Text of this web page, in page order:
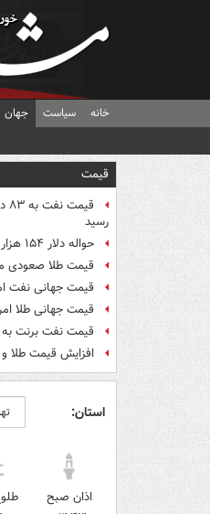
خانه سیاست جهان
قیمت
رسید
حواله دلار ۱۵۴ هزار و ۴۵۱ تومان شد
قیمت طلا صعودی
قیمت جهانی نفت امروز ۱۶
قیمت جهانی طلا امروز ۱۵
قیمت نفت برنت به ۷۹ دلار رسید
افزایش قیمت طلا
استان:
اذان صبح